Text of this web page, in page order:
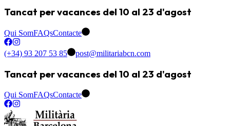
Tancat per vacances del 10 al 23 d'agost
Qui SomFAQsContacte
(+34) 93 207 53 85 post@militariabcn.com
Tancat per vacances del 10 al 23 d'agost
Qui SomFAQsContacte